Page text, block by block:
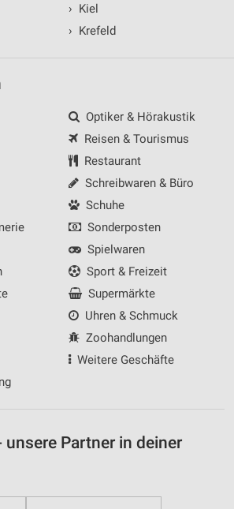
› Kiel
› Krefeld
Optiker & Hörakustik
Reisen & Tourismus
Restaurant
Schreibwaren & Büro
Schuhe
Sonderposten
Spielwaren
Sport & Freizeit
Supermärkte
Uhren & Schmuck
Zoohandlungen
Weitere Geschäfte
unsere Partner in deiner